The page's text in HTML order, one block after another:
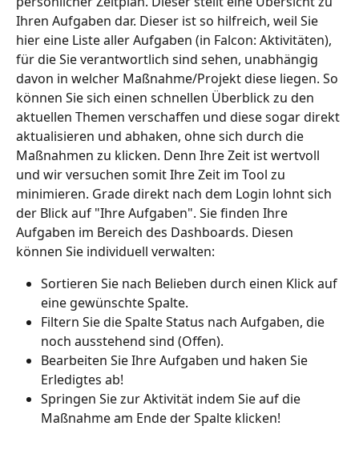
Ihren Aufgaben dar. Dieser ist so hilfreich, weil Sie
hier eine Liste aller Aufgaben (in Falcon: Aktivitäten),
für die Sie verantwortlich sind sehen, unabhängig
davon in welcher Maßnahme/Projekt diese liegen. So
können Sie sich einen schnellen Überblick zu den
aktuellen Themen verschaffen und diese sogar direkt
aktualisieren und abhaken, ohne sich durch die
Maßnahmen zu klicken. Denn Ihre Zeit ist wertvoll
und wir versuchen somit Ihre Zeit im Tool zu
minimieren. Grade direkt nach dem Login lohnt sich
der Blick auf "Ihre Aufgaben". Sie finden Ihre
Aufgaben im Bereich des Dashboards. Diesen
können Sie individuell verwalten:
Sortieren Sie nach Belieben durch einen Klick auf
eine gewünschte Spalte.
Filtern Sie die Spalte Status nach Aufgaben, die
noch ausstehend sind (Offen).
Bearbeiten Sie Ihre Aufgaben und haken Sie
Erledigtes ab!
Springen Sie zur Aktivität indem Sie auf die
Maßnahme am Ende der Spalte klicken!